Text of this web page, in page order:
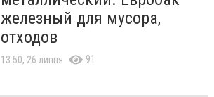
железный для мусора,
отходов
13:50, 26 липня 91